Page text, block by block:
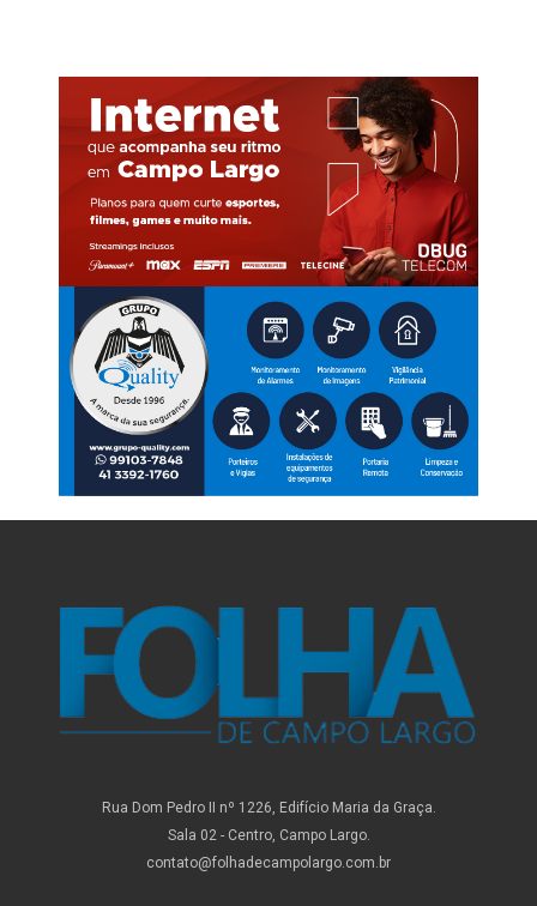
Rua Dom Pedro II nº 1226, Edifício Maria da Graça.
Sala 02 - Centro, Campo Largo.
contato@folhadecampolargo.com.br